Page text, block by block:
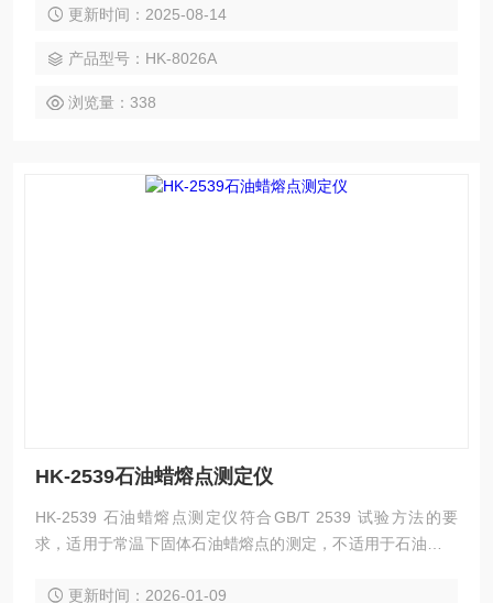
熔点的测定。
更新时间：2025-08-14
产品型号：HK-8026A
浏览量：338
HK-2539石油蜡熔点测定仪
HK-2539 石油蜡熔点测定仪符合GB/T 2539 试验方法的要
求，适用于常温下固体石油蜡熔点的测定，不适用于石油脂、
测定。更新时间：2026-01-09